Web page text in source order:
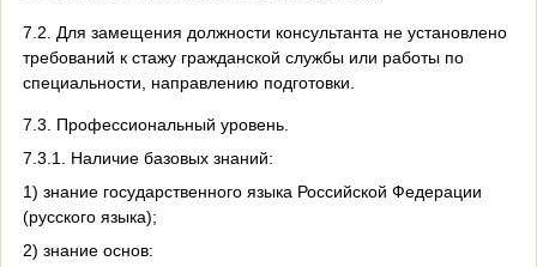
7.2. Для замещения должности консультанта не установлено
требований к стажу гражданской службы или работы по
специальности, направлению подготовки.
7.3. Профессиональный уровень.
7.3.1. Наличие базовых знаний:
1) знание государственного языка Российской Федерации
(русского языка);
2) знание основ: